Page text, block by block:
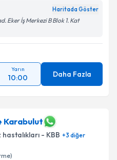
Haritada Göster
Eker İş Merkezi B Blok 1. Kat
Yarın
10:00 Daha Fazla
Karabulut
- KBB +3 diğer